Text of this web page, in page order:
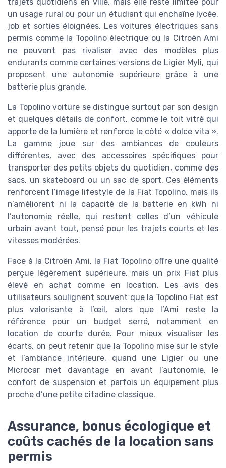
un usage rural ou pour un étudiant qui enchaîne lycée,
job et sorties éloignées. Les voitures électriques sans
permis comme la Topolino électrique ou la Citroën Ami
ne peuvent pas rivaliser avec des modèles plus
endurants comme certaines versions de Ligier Myli, qui
proposent une autonomie supérieure grâce à une
batterie plus grande.
La Topolino voiture se distingue surtout par son design
et quelques détails de confort, comme le toit vitré qui
apporte de la lumière et renforce le côté « dolce vita ».
La gamme joue sur des ambiances de couleurs
différentes, avec des accessoires spécifiques pour
transporter des petits objets du quotidien, comme des
sacs, un skateboard ou un sac de sport. Ces éléments
renforcent l’image lifestyle de la Fiat Topolino, mais ils
n’améliorent ni la capacité de la batterie en kWh ni
l’autonomie réelle, qui restent celles d’un véhicule
urbain avant tout, pensé pour les trajets courts et les
vitesses modérées.
Face à la Citroën Ami, la Fiat Topolino offre une qualité
perçue légèrement supérieure, mais un prix Fiat plus
élevé en achat comme en location. Les avis des
utilisateurs soulignent souvent que la Topolino Fiat est
plus valorisante à l’œil, alors que l’Ami reste la
référence pour un budget serré, notamment en
location de courte durée. Pour mieux visualiser les
écarts, on peut retenir que la Topolino mise sur le style
et l’ambiance intérieure, quand une Ligier ou une
Microcar met davantage en avant l’autonomie, le
confort de suspension et parfois un équipement plus
proche d’une petite citadine classique.
Assurance, bonus écologique et
coûts cachés de la location sans
permis